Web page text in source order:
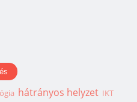
hátrányos helyzet IKT